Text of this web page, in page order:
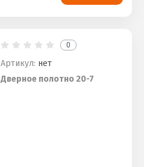
0
Артикул: нет
Дверное полотно 20-7